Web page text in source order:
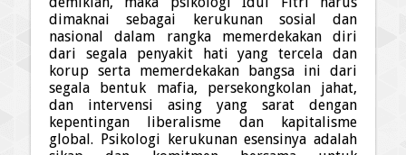
dimaknai sebagai kerukunan sosial dan
nasional dalam rangka memerdekakan diri
dari segala penyakit hati yang tercela dan
korup serta memerdekakan bangsa ini dari
segala bentuk mafia, persekongkolan jahat,
dan intervensi asing yang sarat dengan
kepentingan liberalisme dan kapitalisme
global. Psikologi kerukunan esensinya adalah